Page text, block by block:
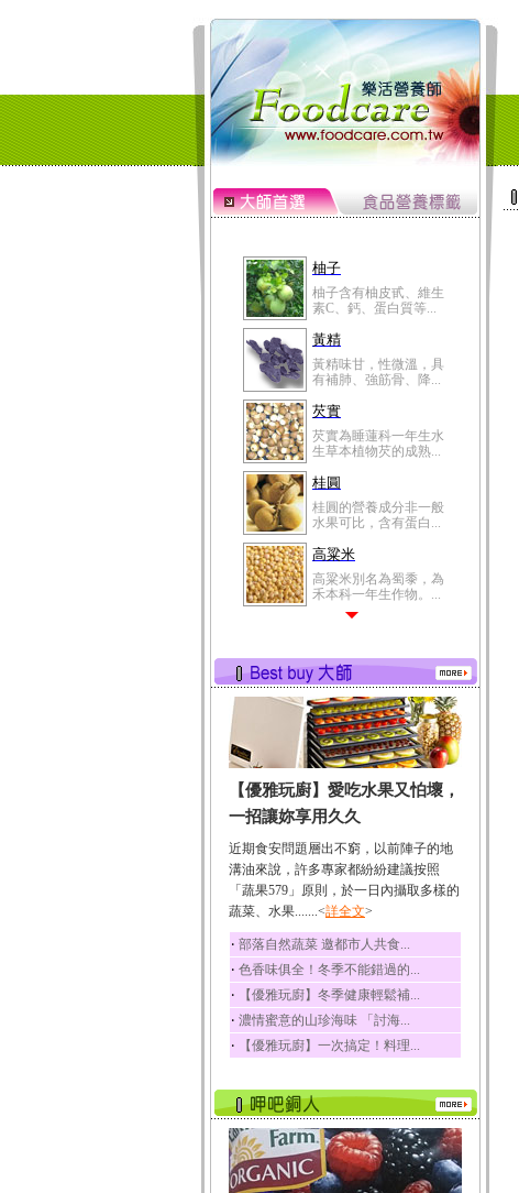
柚子
柚子含有柚皮甙、維生
素C、鈣、蛋白質等...
黃精
黃精味甘，性微溫，具
有補肺、強筋骨、降...
芡實
芡實為睡蓮科一年生水
生草本植物芡的成熟...
桂圓
桂圓的營養成分非一般
水果可比，含有蛋白...
高粱米
高粱米別名為蜀黍，為
禾本科一年生作物。...
有蛋白質、脂肪、磷...
鮪魚
鮪魚肚肉中的不飽和脂
肪酸內富含EPA和DH...
韭菜
韭菜所含的膳食纖維能
幫助消化與通便；揮...
冬瓜
冬瓜營養價值高，鈉含
量極低是水腫病人的...
豆豉
豆豉裡頭含有營養的蛋
白質、脂肪、鈣、磷...
榛果
榛果裡所含的營養素有
蛋白質、脂肪、醣類...
迷迭香
酸、迷迭香酸、植物...
咖啡
咖啡中的咖啡因會刺激
中樞神經系統，特別...
【優雅玩廚】愛吃水果又怕壞，
一招讓妳享用久久
近期食安問題層出不窮，以前陣子的地
溝油來說，許多專家都紛紛建議按照
「蔬果579」原則，於一日內攝取多樣的
蔬菜、水果.......<詳全文>
‧ 部落自然蔬菜 邀都市人共食...
‧ 色香味俱全！冬季不能錯過的...
‧ 【優雅玩廚】冬季健康輕鬆補...
‧ 濃情蜜意的山珍海味 「討海...
‧ 【優雅玩廚】一次搞定！料理...